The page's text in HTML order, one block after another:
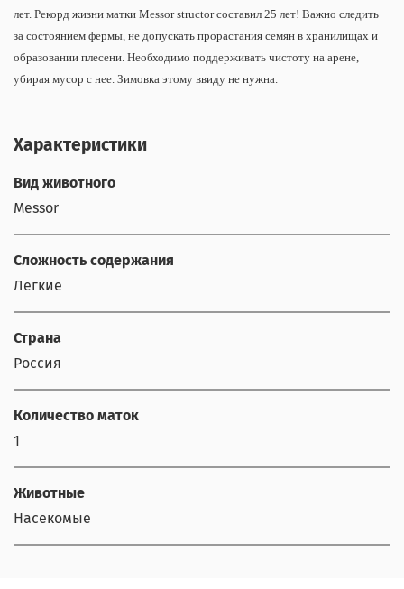
лет. Рекорд жизни матки Messor structor составил 25 лет! Важно следить
за состоянием фермы, не допускать прорастания семян в хранилищах и
образовании плесени. Необходимо поддерживать чистоту на арене,
убирая мусор с нее. Зимовка этому ввиду не нужна.
Характеристики
Вид животного
Messor
Сложность содержания
Легкие
Страна
Россия
Количество маток
1
Животные
Насекомые